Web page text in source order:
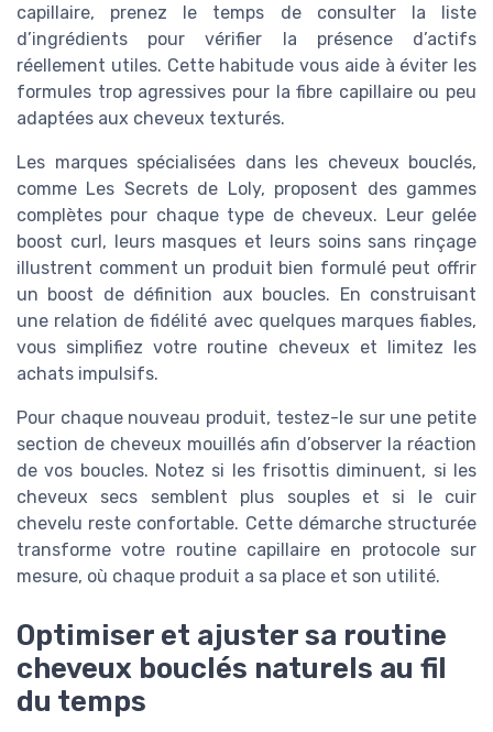
capillaire, prenez le temps de consulter la liste
d’ingrédients pour vérifier la présence d’actifs
réellement utiles. Cette habitude vous aide à éviter les
formules trop agressives pour la fibre capillaire ou peu
adaptées aux cheveux texturés.
Les marques spécialisées dans les cheveux bouclés,
comme Les Secrets de Loly, proposent des gammes
complètes pour chaque type de cheveux. Leur gelée
boost curl, leurs masques et leurs soins sans rinçage
illustrent comment un produit bien formulé peut offrir
un boost de définition aux boucles. En construisant
une relation de fidélité avec quelques marques fiables,
vous simplifiez votre routine cheveux et limitez les
achats impulsifs.
Pour chaque nouveau produit, testez-le sur une petite
section de cheveux mouillés afin d’observer la réaction
de vos boucles. Notez si les frisottis diminuent, si les
cheveux secs semblent plus souples et si le cuir
chevelu reste confortable. Cette démarche structurée
transforme votre routine capillaire en protocole sur
mesure, où chaque produit a sa place et son utilité.
Optimiser et ajuster sa routine
cheveux bouclés naturels au fil
du temps